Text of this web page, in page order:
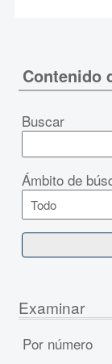
Contenido
Buscar
Ámbito de
Examinar
Por número